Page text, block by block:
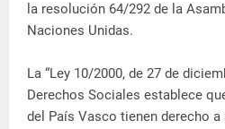
la resolución 64/292 de la
Naciones Unidas.
La “Ley 10/2000, de 27 de
Derechos Sociales establece
del País Vasco tienen derecho